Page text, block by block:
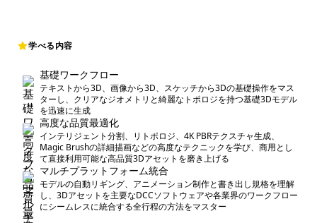
学べる内容
基礎ワークフロー
テキストから3D、画像から3D、スケッチから3Dの基礎操作をマス
ターし、クリアなジオメトリと綺麗なトポロジを持つ基礎3Dモデル
を迅速に生成
高度な品質最適化
インテリジェント分割、リトポロジ、4K PBRテクスチャ生成、
Magic Brushの詳細描画などの高度なテクニックを学び、商用とし
て直接利用可能な高品質3Dアセットを磨き上げる
マルチプラットフォーム統合
モデルの自動リギング、アニメーション制作と書き出し規格を理解
し、3Dアセットを主要なDCCソフトウェアや各業界のワークフロー
にシームレスに統合する全行程の方法をマスター